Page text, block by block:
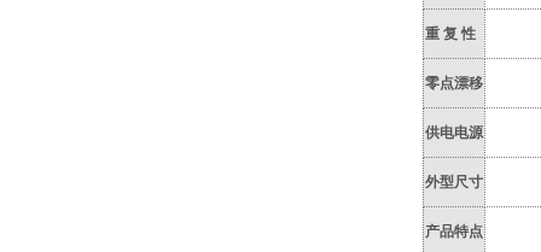
重 复 性
零点漂移
供电电源
外型尺寸
产品特点